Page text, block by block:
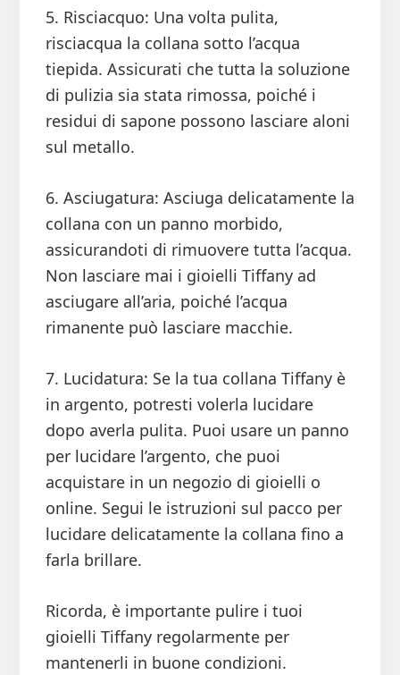
5. Risciacquo: Una volta pulita,
risciacqua la collana sotto l’acqua
tiepida. Assicurati che tutta la soluzione
di pulizia sia stata rimossa, poiché i
residui di sapone possono lasciare aloni
sul metallo.
6. Asciugatura: Asciuga delicatamente la
collana con un panno morbido,
assicurandoti di rimuovere tutta l’acqua.
Non lasciare mai i gioielli Tiffany ad
asciugare all’aria, poiché l’acqua
rimanente può lasciare macchie.
7. Lucidatura: Se la tua collana Tiffany è
in argento, potresti volerla lucidare
dopo averla pulita. Puoi usare un panno
per lucidare l’argento, che puoi
acquistare in un negozio di gioielli o
online. Segui le istruzioni sul pacco per
lucidare delicatamente la collana fino a
farla brillare.
Ricorda, è importante pulire i tuoi
gioielli Tiffany regolarmente per
mantenerli in buone condizioni.